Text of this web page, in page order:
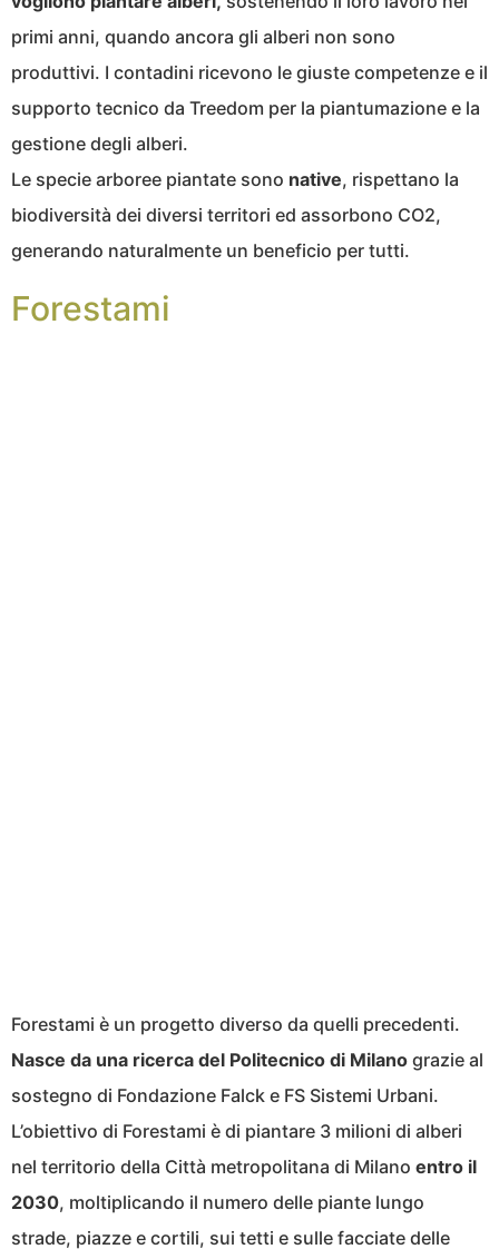
primi anni, quando ancora gli alberi non sono
produttivi. I contadini ricevono le giuste competenze e il
supporto tecnico da Treedom per la piantumazione e la
gestione degli alberi.
Le specie arboree piantate sono native, rispettano la
biodiversità dei diversi territori ed assorbono CO2,
generando naturalmente un beneficio per tutti.
Forestami
Forestami è un progetto diverso da quelli precedenti.
Nasce da una ricerca del Politecnico di Milano grazie al
sostegno di Fondazione Falck e FS Sistemi Urbani.
L’obiettivo di Forestami è di piantare 3 milioni di alberi
nel territorio della Città metropolitana di Milano entro il
2030, moltiplicando il numero delle piante lungo
strade, piazze e cortili, sui tetti e sulle facciate delle